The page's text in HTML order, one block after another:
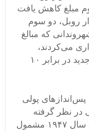
مبلغ کاهش یافت
بیش از ۱۰ هزار روبل، دو سوم
که مبالغ
می‌کردند،
می‌توانستند آن را با نرخ ۱ روبل جدید در برابر ۱۰
پس‌اندازهای پولی
در نظر گرفته
شده بود: اوراق قرضۀ وام دولتی سال ۱۹۴۷ مشمول